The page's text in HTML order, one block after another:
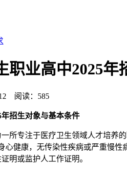
职业高中2025年
阅读：585
招生对象与基本条件
所专注于医疗卫生领域人才培养
心健康，无传染性疾病或严重慢
明或监护人工作证明。